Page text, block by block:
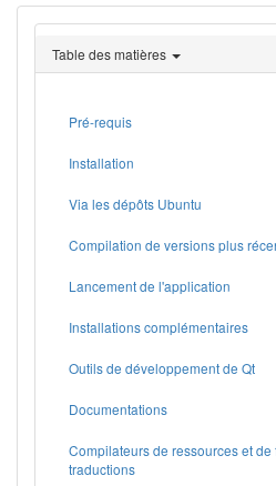
Table des matières
Pré-requis
Installation
Via les dépôts Ubuntu
Compilation de versions plus
Lancement de l'application
Installations complémentaires
Outils de développement de Qt
Documentations
Compilateurs de ressources et
traductions